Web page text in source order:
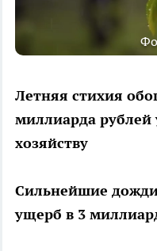
Летняя стихия
миллиарда рублей
хозяйству
Сильнейшие
ущерб в 3